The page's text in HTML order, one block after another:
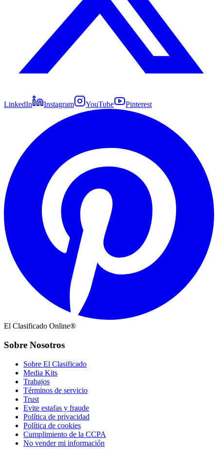
LinkedIn Instagram YouTube Pinterest
El Clasificado Online®
Sobre Nosotros
Sobre El Clasificado
Media Kits
Trabajos
Términos de servicio
Trust
Evite estafas y fraude
Política de privacidad
Política de cookies
Cumplimiento de la CCPA
No vender mi información